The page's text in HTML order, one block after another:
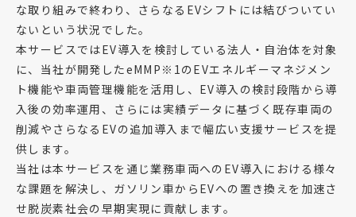
な取り組みで終わり、さらなるEVシフトには結びついてい
ないという状況でした。
本サービスではEV導入を検討している法人・自治体を対象
に、当社が開発したeMMP※1のEVエネルギーマネジメン
ト機能や車両管理機能を活用し、EV導入の検討段階から導
入後の効率運用、さらには実績データに基づく既存車両の
削減やさらなるEVの追加導入まで幅広い支援サービスを提
供します。
当社は本サービスを通じ業務車両へのEV導入における様々
な課題を解決し、ガソリン車からEVへの置き換えを加速さ
せ脱炭素社会の早期実現に貢献します。